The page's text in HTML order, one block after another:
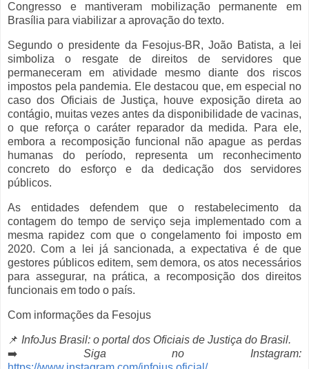
Congresso e mantiveram mobilização permanente em
Brasília para viabilizar a aprovação do texto.
Segundo o presidente da Fesojus-BR, João Batista, a lei
simboliza o resgate de direitos de servidores que
permaneceram em atividade mesmo diante dos riscos
impostos pela pandemia. Ele destacou que, em especial no
caso dos Oficiais de Justiça, houve exposição direta ao
contágio, muitas vezes antes da disponibilidade de vacinas,
o que reforça o caráter reparador da medida. Para ele,
embora a recomposição funcional não apague as perdas
humanas do período, representa um reconhecimento
concreto do esforço e da dedicação dos servidores
públicos.
As entidades defendem que o restabelecimento da
contagem do tempo de serviço seja implementado com a
mesma rapidez com que o congelamento foi imposto em
2020. Com a lei já sancionada, a expectativa é de que
gestores públicos editem, sem demora, os atos necessários
para assegurar, na prática, a recomposição dos direitos
funcionais em todo o país.
Com informações da Fesojus
📌 InfoJus Brasil: o portal dos Oficiais de Justiça do Brasil.
➡️ Siga no Instagram: